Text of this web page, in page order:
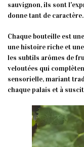
sauvignon, ils sont
donne tant de caractère.
Chaque bouteille est
une histoire riche et
les subtils arômes de
veloutées qui
sensorielle, mariant
chaque palais et à